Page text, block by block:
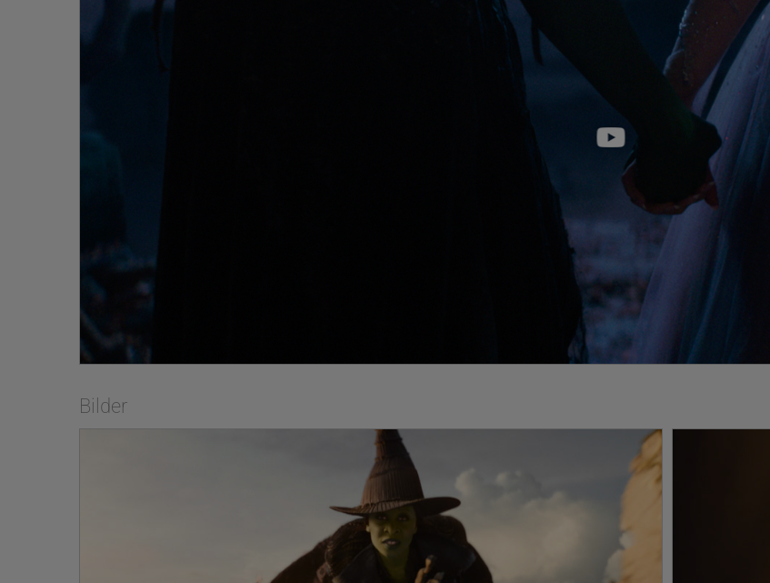
Mob gegen die vermeintlich Böse Hexe erhebt, müssen Glinda und Elphaba ein letztes
Mal zusammenfinden. Ihre außergewöhnliche Freundschaft ist der Schlüssel zu
ihrem Schicksal, und es bleibt ihnen nur, einander in schonungsloser Ehrlichkeit und
tiefem Mitgefühl zu begegnen, um sich selbst und ganz Oz zum Guten zu verändern.
Regie bei WICKED: TEIL 2 führte erneut der preisgekrönte Regisseur Jon M. Chu (In
the Heights). Auch der spektakuläre Cast ist wieder dabei, angeführt von den
Oscar®-nominierten Superstars Cynthia Erivo und Ariana Grande. In weiteren Rollen
sind die Emmy-Nominierten Bowen Yang und Bronwyn James als Glindas ergebene
Gehilfen Pfanny und SchönSchön zu sehen. BAFTA- und Grammy-Kandidatin Sharon
D. Clarke (Caroline, or Change) leiht Elphabas Kindermädchen Zuckerbär ihre Stimme.
Produziert wurde der Film abermals von Tony- und Emmy-Preisträger Marc Platt (La
La Land) und vom mehrfachen Tony-Gewinner David Stone (The Boys in the Band).
Die ausführende Produktion übernahmen Stephen Schwartz (Godspell), David
Winnie Holzman (Roadies) und Dana Fox (New Girl). Der erste Teil von Wicked, der im
November 2024 in die Kinos kam, erhielt zehn Oscar®-Nominierungen, unter anderem
als Bester Film, und gewann schließlich in den Kategorien Bestes Kostümdesign und
Bestes Produktionsdesign. Bis heute hat Wicked weltweit 750 Millionen US-Dollar
von Gregory Maguire schrieb. Das Drehbuch zum Film verfasste sie gemeinsam mit
Dana Fox. Der Score stammt von John Powell und Stephen Schwartz, die Musik und
die Liedtexte von Stephen Schwartz.
Bilder